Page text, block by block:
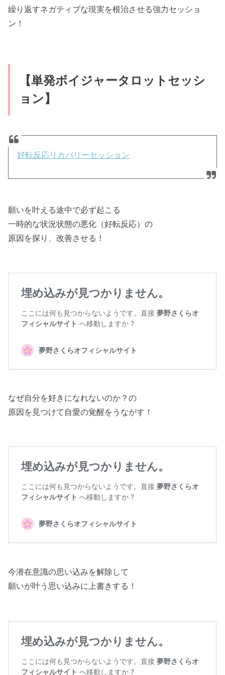
繰り返すネガティブな現実を根治させる強力セッショ
ン！
【単発ボイジャータロットセッシ
ョン】
好転反応リカバリーセッション
願いを叶える途中で必ず起こる
一時的な状況状態の悪化（好転反応）の
原因を探り、改善させる！
なぜ自分を好きになれないのか？の
原因を見つけて自愛の覚醒をうながす！
今潜在意識の思い込みを解除して
願いが叶う思い込みに上書きする！